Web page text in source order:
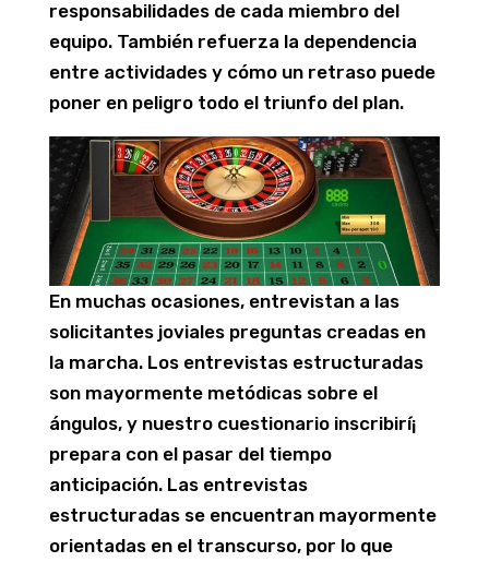
responsabilidades de cada miembro del
equipo. También refuerza la dependencia
entre actividades y cómo un retraso puede
poner en peligro todo el triunfo del plan.
En muchas ocasiones, entrevistan a las
solicitantes joviales preguntas creadas en
la marcha. Los entrevistas estructuradas
son mayormente metódicas sobre el
ángulos, y nuestro cuestionario inscribirí¡
prepara con el pasar del tiempo
anticipación. Las entrevistas
estructuradas se encuentran mayormente
orientadas en el transcurso, por lo que